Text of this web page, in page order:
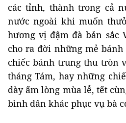
các tỉnh, thành trong cả
nước ngoài khi muốn
hương vị đậm đà bản sắc
cho ra đời những mẻ
chiếc bánh trung thu tròn
tháng Tám, hay những
dày ấm lòng mùa lễ, tết
bình dân khác phục vụ bà